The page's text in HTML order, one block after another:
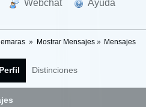
Webchat Ayuda
» Mostrar Mensajes» Mensajes
Distinciones